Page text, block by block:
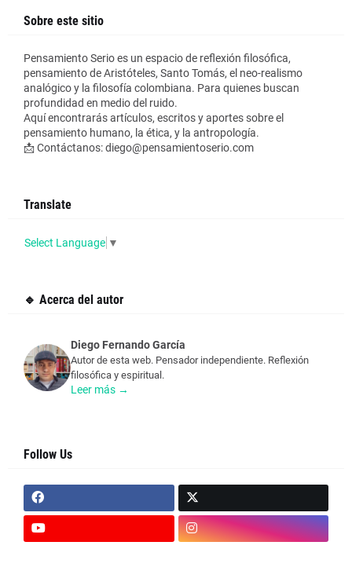
Sobre este sitio
Pensamiento Serio es un espacio de reflexión filosófica,
pensamiento de Aristóteles, Santo Tomás, el neo-realismo
analógico y la filosofía colombiana. Para quienes buscan
profundidad en medio del ruido.
Aquí encontrarás artículos, escritos y aportes sobre el
pensamiento humano, la ética, y la antropología.
📩 Contáctanos: diego@pensamientoserio.com
Translate
Select Language ▼
🔹 Acerca del autor
Diego Fernando García
Autor de esta web. Pensador independiente. Reflexión
filosófica y espiritual.
Leer más →
Follow Us